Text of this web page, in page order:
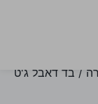
/ בד דאבל ג'ט